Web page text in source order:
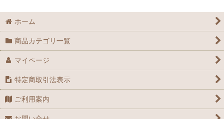
ホーム
商品カテゴリ一覧
マイページ
特定商取引法表示
ご利用案内